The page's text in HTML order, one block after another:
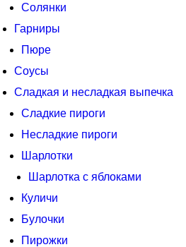
Солянки
Гарниры
Пюре
Соусы
Сладкая и несладкая выпечка
Сладкие пироги
Несладкие пироги
Шарлотки
Шарлотка с яблоками
Куличи
Булочки
Пирожки